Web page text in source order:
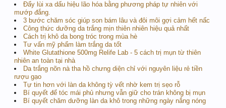
Đẩy lùi xa dấu hiệu lão hóa bằng phương pháp tự nhiên với
mướp đắng.
3 bước chăm sóc giúp son bám lâu và đôi môi gợi cảm hết nấc
Công thức dưỡng da trắng mịn thiên nhiên hiệu quả nhất
Cách trị khô da bong tróc trong mùa hè
Tư vấn mỹ phẩm làm trắng da tốt
White Glutathione 500mg Relife Lab - 5 cách trị mụn từ thiên
nhiên an toàn tại nhà
Da trắng nõn nà tha hồ chưng diện chỉ với nguyên liệu rẻ tiền
rượu gạo
Tự tin hơn với làn da không tỳ vết nhờ kem trị sẹo rỗ
Bí quyết để tóc mái phủ nhưng vẫn giữ cho trán không bị mụn
Bí quyết chăm dưỡng làn da khô trong những ngày nắng nóng